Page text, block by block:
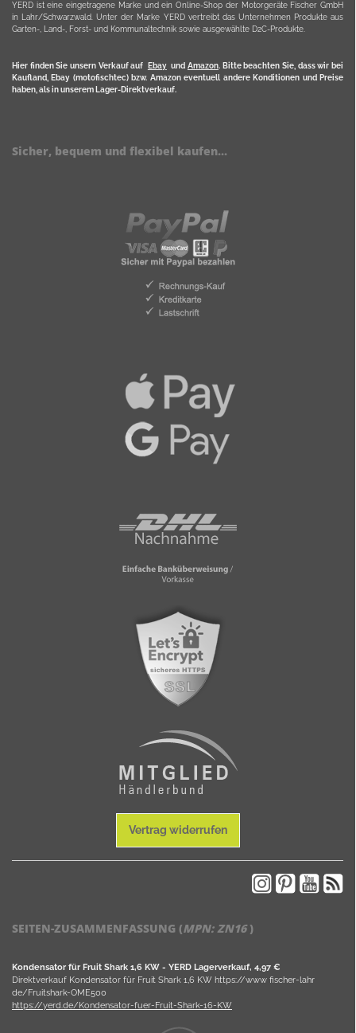
YERD ist eine eingetragene Marke und ein Online-Shop der Motorgeräte Fischer GmbH
in Lahr/Schwarzwald. Unter der Marke YERD vertreibt das Unternehmen Produkte aus
Garten-, Land-, Forst- und Kommunaltechnik sowie ausgewählte D2C-Produkte.
Hier finden Sie unsern Verkauf auf Ebayund Amazon. Bitte beachten Sie, dass wir bei
Kaufland, Ebay (motofischtec) bzw. Amazon eventuell andere Konditionen und Preise
haben, als in unserem Lager-Direktverkauf.
Sicher, bequem und flexibel kaufen...
Vertrag widerrufen
SEITEN-ZUSAMMENFASSUNG (MPN:ZN16)
Kondensator für Fruit Shark 1,6 KW - YERD Lagerverkauf, 4,97 €
Direktverkauf Kondensator für Fruit Shark 1,6 KW https://www fischer-lahr
de/Fruitshark-OME500
https://yerd.de/Kondensator-fuer-Fruit-Shark-16-KW